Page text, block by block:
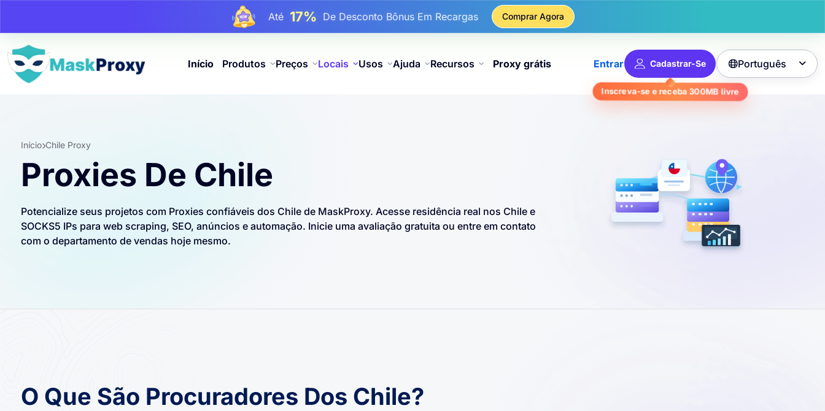
Até 17% De Desconto Bônus Em Recargas
Até25%Desconto Em Compras Estáticas De IP
Comprar Agora
Início Produtos Preços Locais Usos Ajuda Recursos Proxy grátis Entrar Cadastrar-Se
Inscreva-se e receba 300MB livre
Português 
Início Chile Proxy
Proxies De Chile
Potencialize seus projetos com Proxies confiáveis ​​dos Chile de MaskProxy. Acesse residência real nos Chile e
SOCKS5 IPs para web scraping, SEO, anúncios e automação. Inicie uma avaliação gratuita ou entre em contato
com o departamento de vendas hoje mesmo.
O Que São Procuradores Dos Chile?